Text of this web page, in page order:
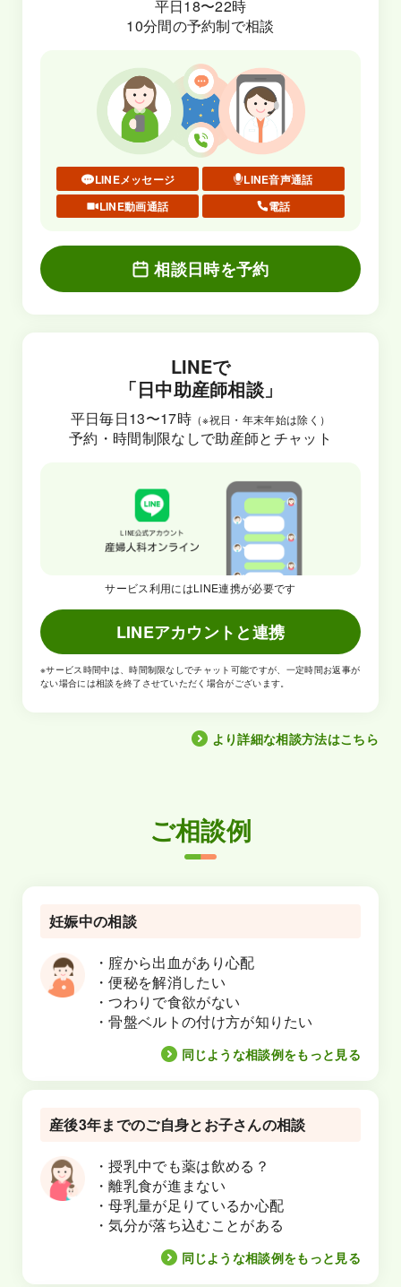
平日18〜22時
10分間の予約制で相談
LINEメッセージ
LINE音声通話
LINE動画通話
電話
相談日時を予約
LINEで
「日中助産師相談」
平日毎日13〜17時 （※祝日・年末年始は除く）
予約・時間制限なしで助産師とチャット
サービス利用にはLINE連携が必要です
LINEアカウントと連携
※サービス時間中は、時間制限なしでチャット可能ですが、一定時間お返事が
ない場合には相談を終了させていただく場合がございます。
より詳細な相談方法はこちら
ご相談例
妊娠中の相談
・腟から出血があり心配
・便秘を解消したい
・つわりで食欲がない
・骨盤ベルトの付け方が知りたい
同じような相談例をもっと見る
産後3年までのご自身とお子さんの相談
・授乳中でも薬は飲める？
・離乳食が進まない
・母乳量が足りているか心配
・気分が落ち込むことがある
同じような相談例をもっと見る